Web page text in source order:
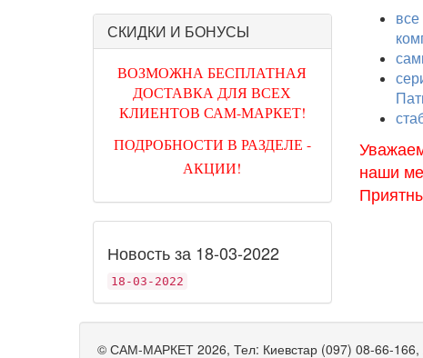
СКИДКИ И БОНУСЫ
ВОЗМОЖНА БЕСПЛАТНАЯ
ДОСТАВКА ДЛЯ ВСЕХ
КЛИЕНТОВ САМ-МАРКЕТ!
ПОДРОБНОСТИ В РАЗДЕЛЕ -
АКЦИИ!
Новость за 18-03-2022
18-03-2022
наши
© САМ-МАРКЕТ 2026, Тел: Киевстар (097) 08-66-166,